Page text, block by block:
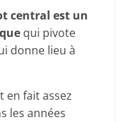
central est un
qui pivote
donne lieu à
en fait assez
les années